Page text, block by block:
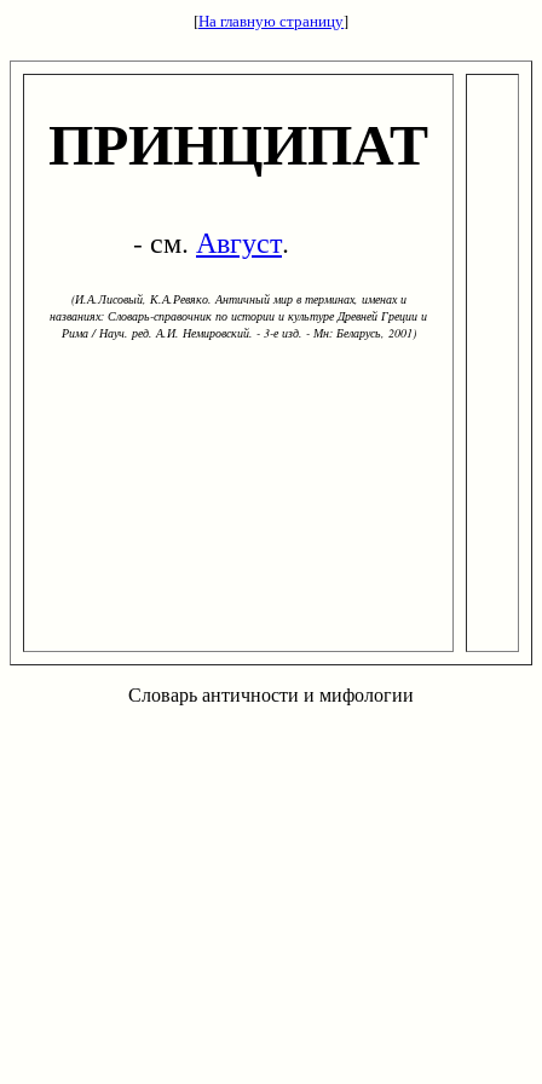
[На главную страницу]
ПРИНЦИПАТ
- см. Август.
(И.А.Лисовый, К.А.Ревяко. Античный мир в терминах, именах и
названиях: Словарь-справочник по истории и культуре Древней Греции и
Рима / Науч. ред. А.И. Немировский. - 3-е изд. - Мн: Беларусь, 2001)
Словарь античности и мифологии